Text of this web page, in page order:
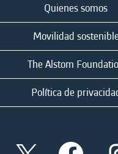
Quienes somos
Movilidad
The Alstom
Política de
S S